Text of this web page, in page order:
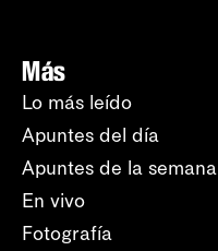
Más
Lo más leído
Apuntes del día
Apuntes de la semana
En vivo
Fotografía